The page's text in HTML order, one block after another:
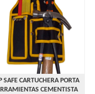
SAFE CARTUCHERA PORTA
CEMENTISTA